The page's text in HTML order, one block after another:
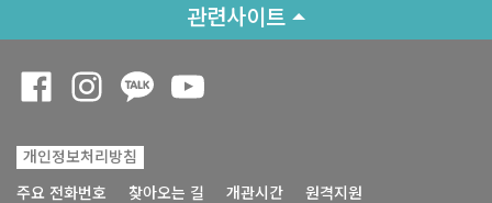
관련사이트
개인정보처리방침
주요 전화번호
찾아오는 길 개관시간 원격지원
Opens a new window
Opens a new window
Opens a new window